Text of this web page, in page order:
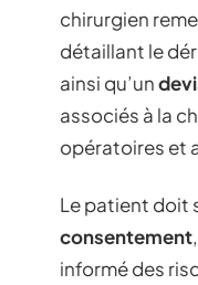
chirurgien
détaillant le
ainsi qu’un
associés à la
opératoires et
Le patient doit
consentement
informé des